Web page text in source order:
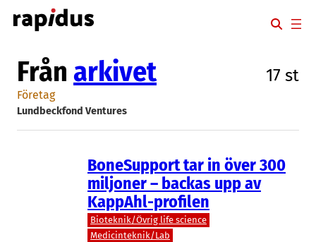
Hoppa
till
Från arkivet 17 st
Företag
Lundbeckfond Ventures
BoneSupport tar in över 300
miljoner – backas upp av
KappAhl-profilen
Bioteknik/Övrig life science
Medicinteknik/Lab